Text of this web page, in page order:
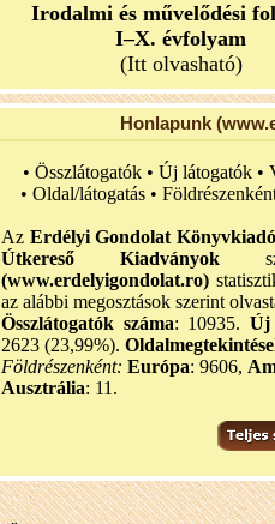
Irodalmi és művelődési
I–X. évfolyam
(Itt olvasható)
Honlapunk
• Összlátogatók • Új látogatók •
• Oldal/látogatás •
Az Erdélyi Gondolat
Útkereső Kiadványok
(www.erdelyigondolat.ro)
az alábbi megosztások szerint
Összlátogatók száma: 10935. Új
2623 (23,99%).
Földrészenként: Európa: 9606,
Ausztrália: 11.